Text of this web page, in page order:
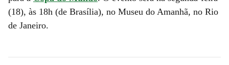
(18), às 18h (de Brasília), no Museu do Amanhã, no Rio
de Janeiro.